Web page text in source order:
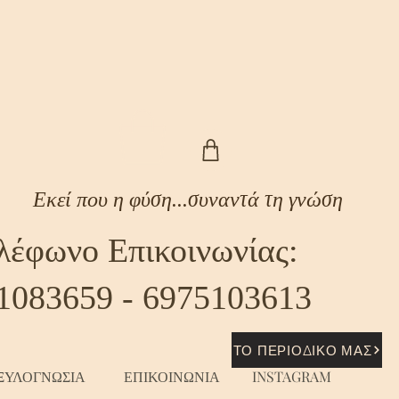
Εκεί που η φύση...συναντά τη γνώση
ΤΟ ΠΕΡΙΟΔΙΚΟ ΜΑΣ
Επικοινωνίας:
- 6975103613
ΕΠΙΚΟΙΝΩΝΙΑ INSTAGRAM